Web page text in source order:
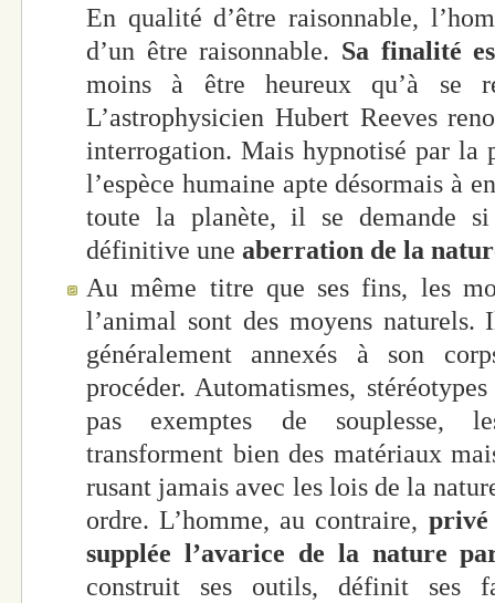
En qualité d’être raisonnable,
d’un être raisonnable. Sa finalité
moins à être heureux qu’à se
L’astrophysicien Hubert Reeves
interrogation. Mais hypnotisé par la
l’espèce humaine apte désormais à
toute la planète, il se demande si
définitive une aberration de la
Au même titre que ses fins, les
l’animal sont des moyens
généralement annexés à son
procéder. Automatismes,
pas exemptes de souplesse,
transforment bien des matériaux
rusant jamais avec les lois de la
ordre. L’homme, au contraire, privé
supplée l’avarice de la nature
construit ses outils, définit ses